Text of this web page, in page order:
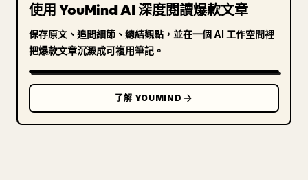
使用 YouMind AI 深度閱讀爆款文章
保存原文、追問細節、總結觀點，並在一個 AI 工作空間裡
把爆款文章沉澱成可複用筆記。
了解 YOUMIND